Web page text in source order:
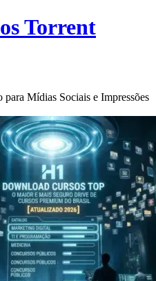
Torrent
Mídias Sociais e Impressões